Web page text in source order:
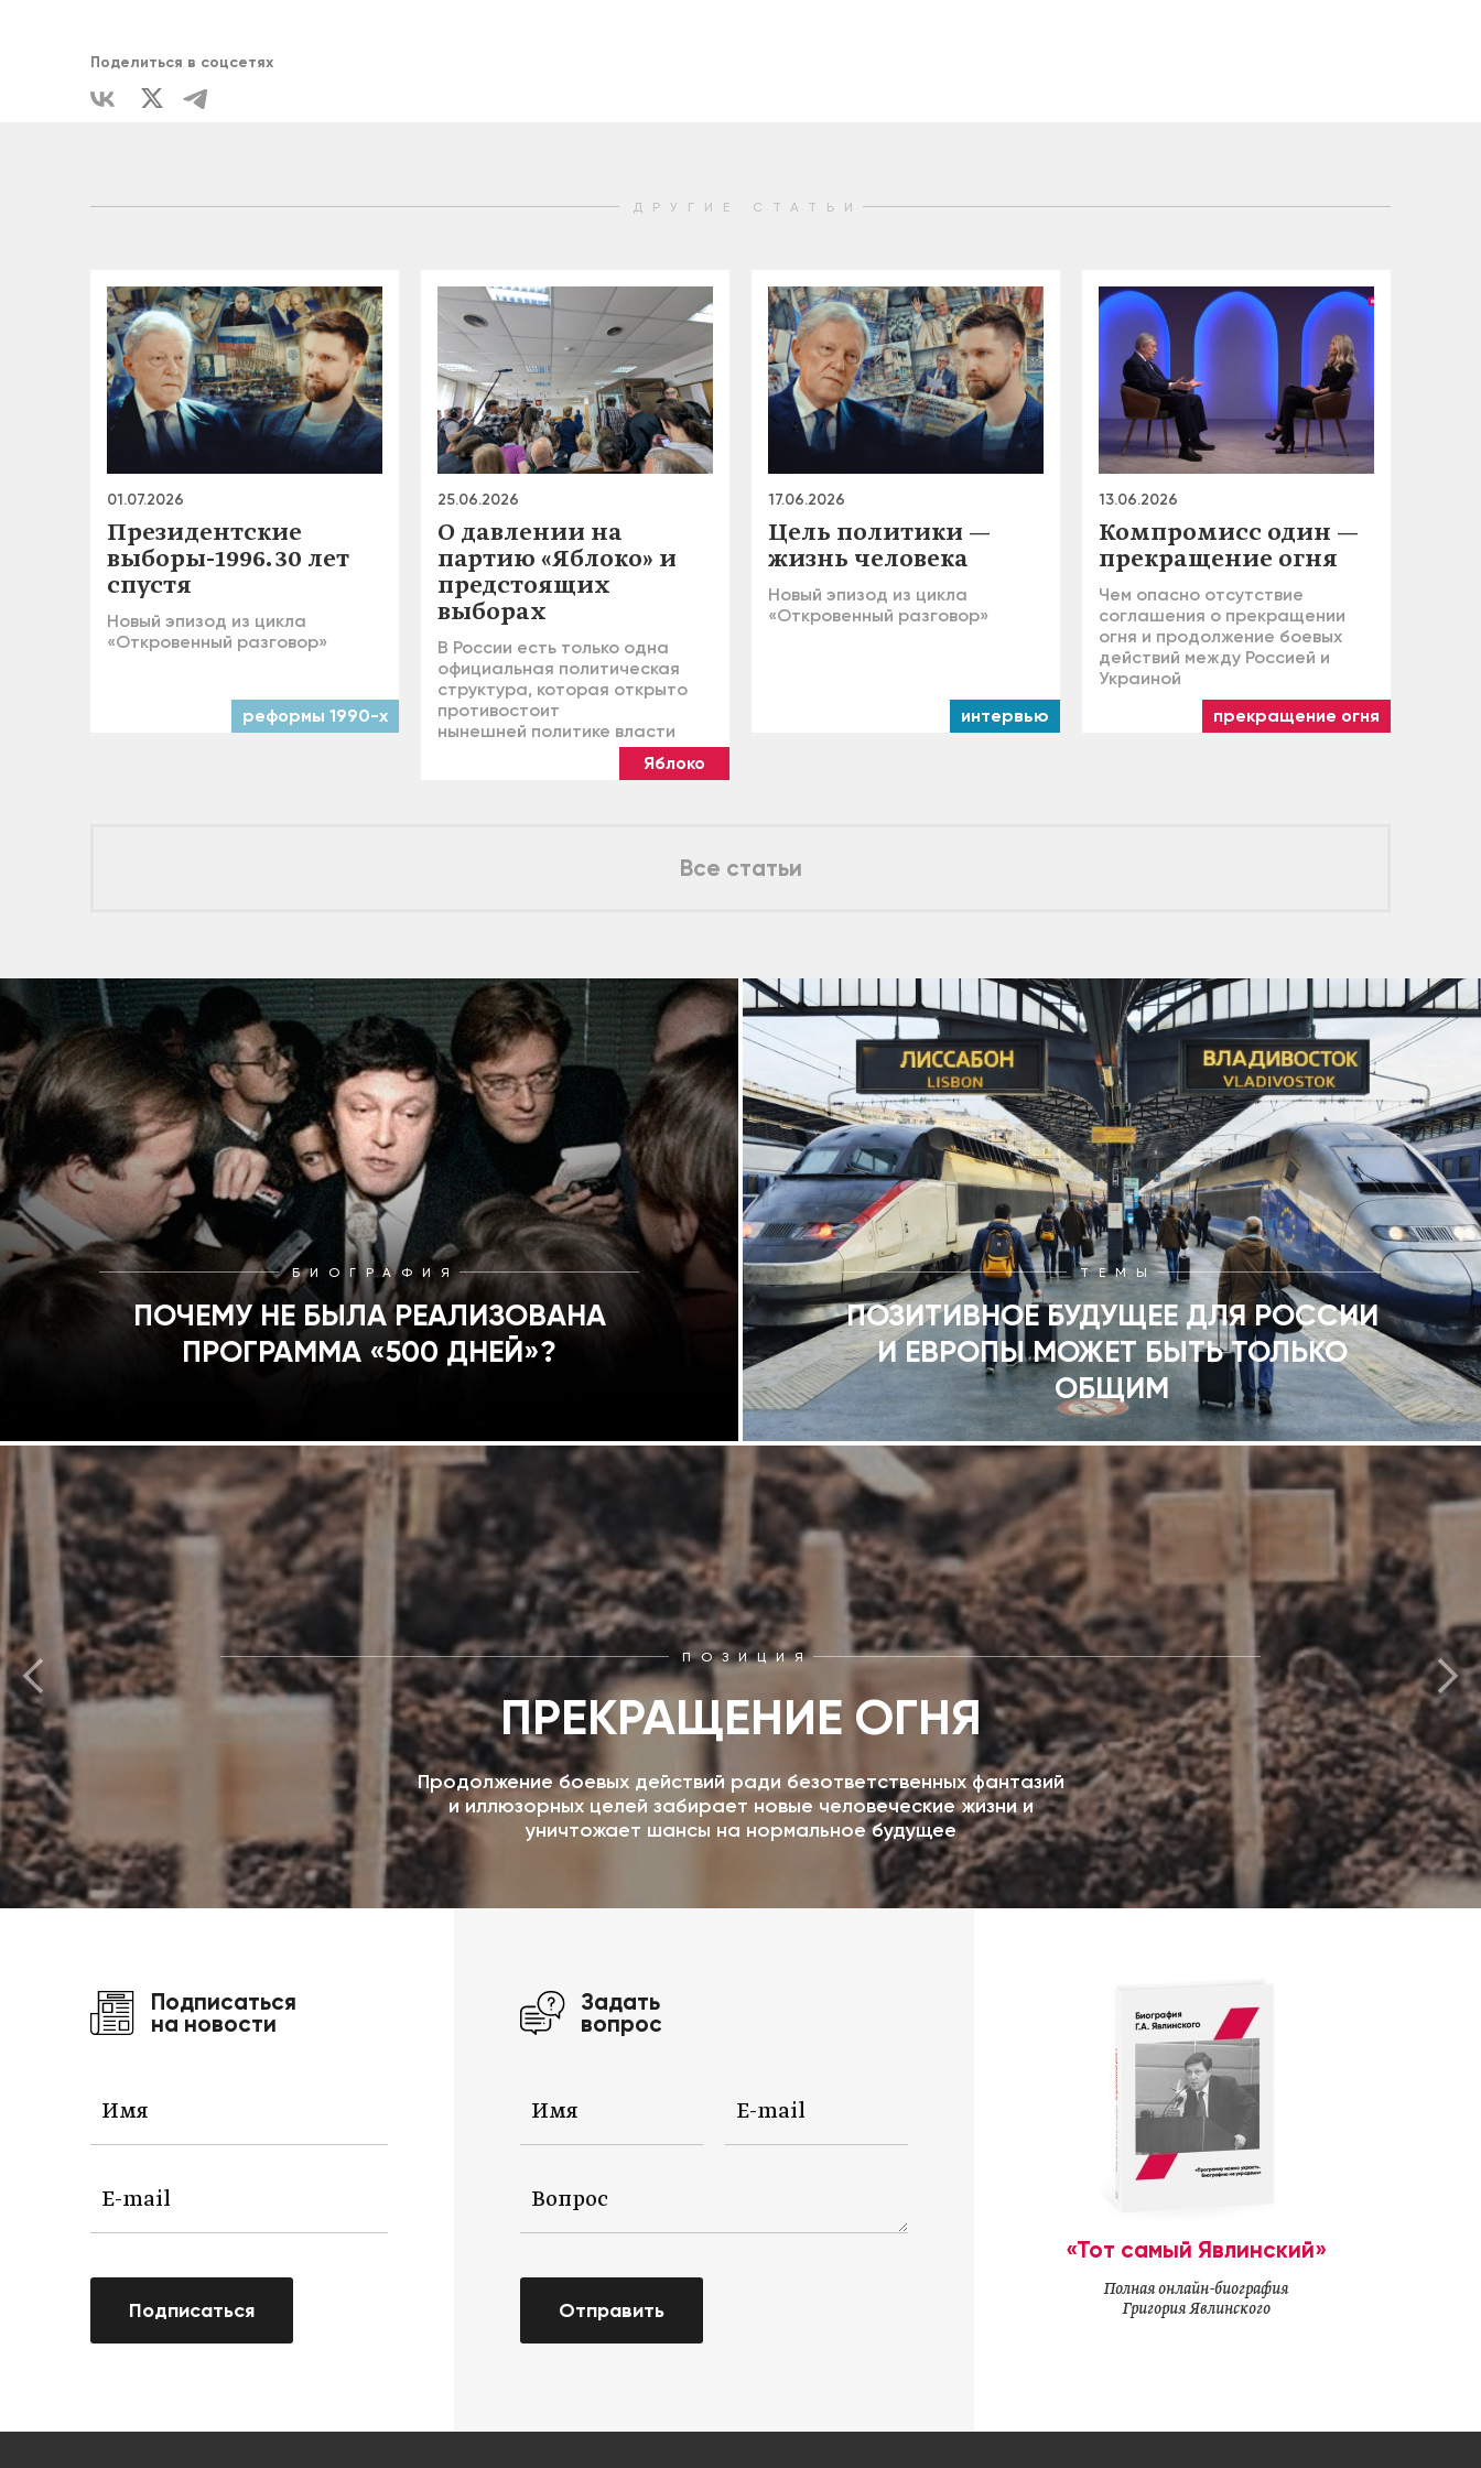
Поделиться в соцсетях
ДРУГИЕ СТАТЬИ
01.07.2026
Президентские
выборы-1996. 30 лет
спустя
Новый эпизод из цикла
«Откровенный разговор»
реформы 1990-х
25.06.2026
О давлении на
партию «Яблоко» и
предстоящих
выборах
В России есть только одна
официальная политическая
структура, которая открыто
противостоит
нынешней политике власти
Яблоко
17.06.2026
Цель политики —
жизнь человека
Новый эпизод из цикла
«Откровенный разговор»
интервью
13.06.2026
Компромисс один —
прекращение огня
Чем опасно отсутствие
соглашения о прекращении
огня и продолжение боевых
действий между Россией и
Украиной
прекращение огня
Все статьи
БИОГРАФИЯ
ПОЧЕМУ НЕ БЫЛА РЕАЛИЗОВАНА
ПРОГРАММА «500 ДНЕЙ»?
ТЕМЫ
ПОЗИТИВНОЕ БУДУЩЕЕ ДЛЯ РОССИИ
И ЕВРОПЫ МОЖЕТ БЫТЬ ТОЛЬКО
ОБЩИМ
ПОЗИЦИЯ
ПРЕКРАЩЕНИЕ ОГНЯ
Продолжение боевых действий ради безответственных фантазий
и иллюзорных целей забирает новые человеческие жизни и
уничтожает шансы на нормальное будущее
Подписаться
на новости
Подписаться
Задать
вопрос
Отправить
«Тот самый Явлинский»
Полная онлайн-биография
Григория Явлинского